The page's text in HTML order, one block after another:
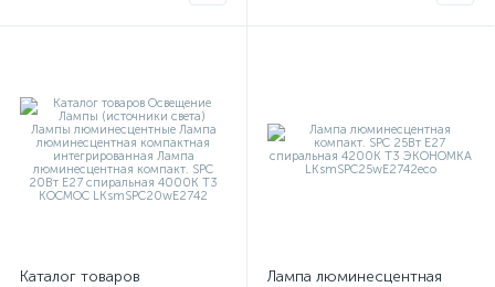
Каталог товаров
Лампа люминесцентная